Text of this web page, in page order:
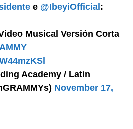
e @IbeyiOfficial :
Musical Versión Corta
Academy / Latin
November 17,